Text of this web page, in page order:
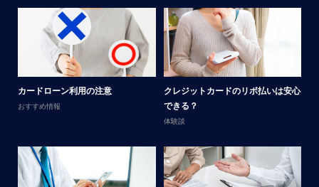
カードローン利用の注意
おすすめ情報
クレジットカードのリボ払いは安心
できる？
体験談